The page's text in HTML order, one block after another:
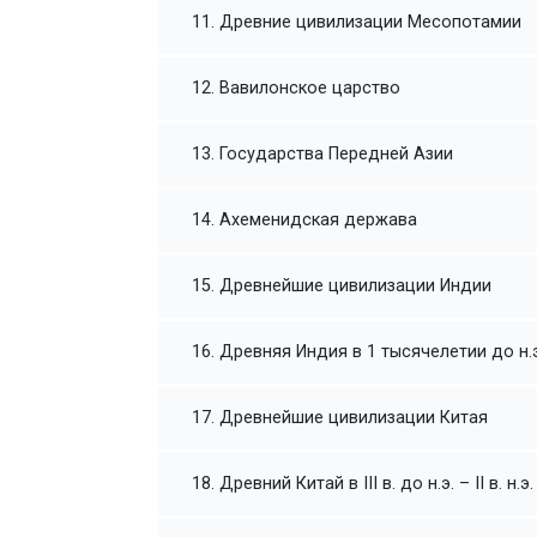
11. Древние цивилизации Месопотамии
12. Вавилонское царство
13. Государства Передней Азии
14. Ахеменидская держава
15. Древнейшие цивилизации Индии
16. Древняя Индия в 1 тысячелетии до
17. Древнейшие цивилизации Китая
18. Древний Китай в III в. до н.э. – II в. н.э.